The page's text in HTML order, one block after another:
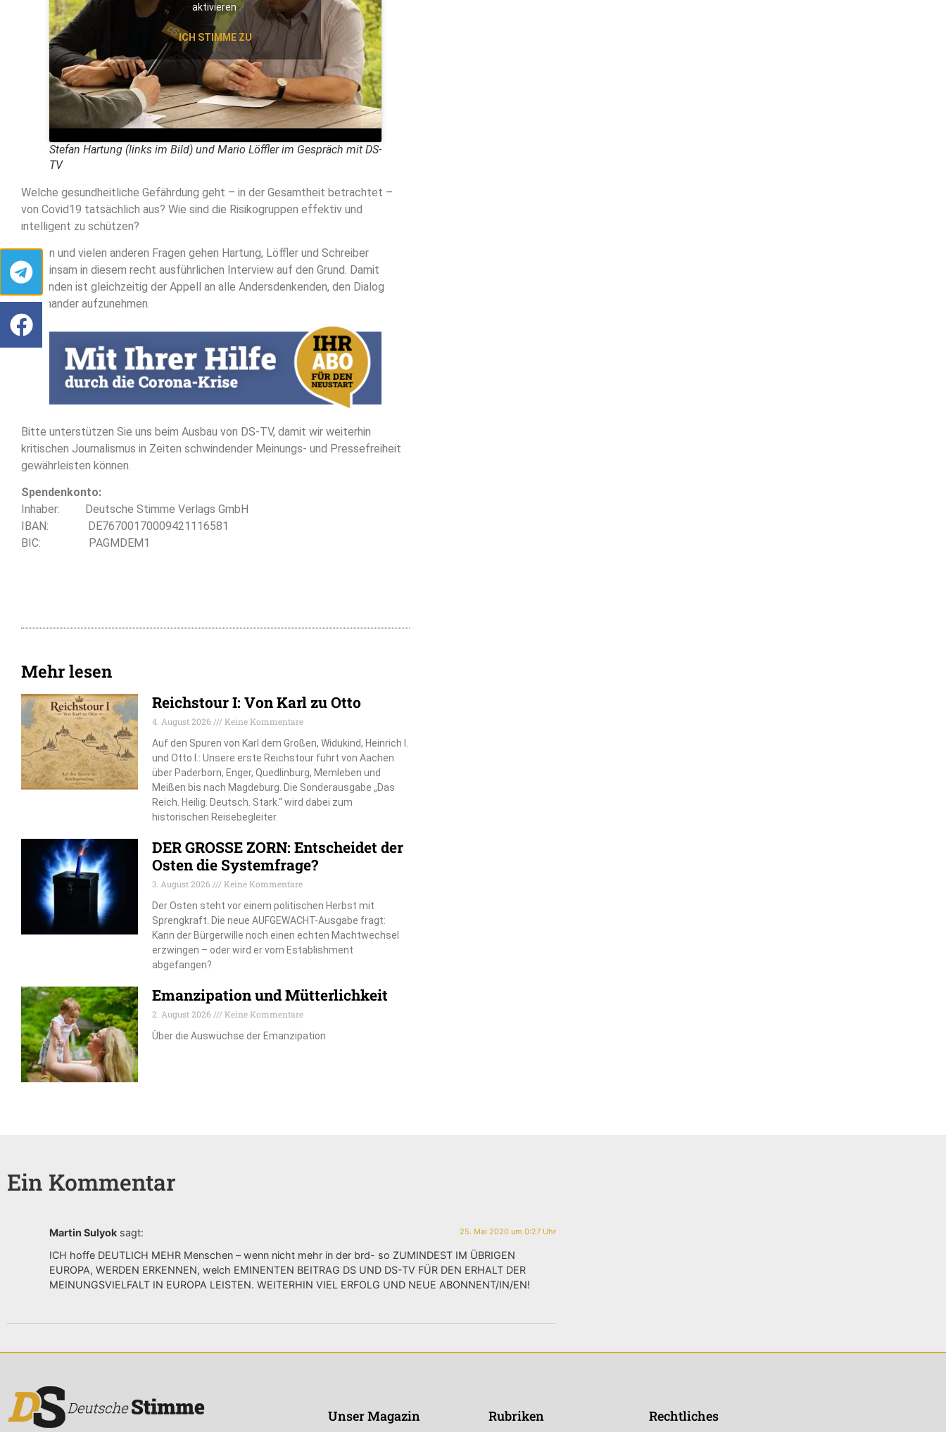
aktivieren
ICH STIMME ZU
Stefan Hartung (links im Bild) und Mario Löffler im Gespräch mit DS-
TV
Welche gesundheitliche Gefährdung geht – in der Gesamtheit betrachtet –
von Covid19 tatsächlich aus? Wie sind die Risikogruppen effektiv und
intelligent zu schützen?
Diesen und vielen anderen Fragen gehen Hartung, Löffler und Schreiber
gemeinsam in diesem recht ausführlichen Interview auf den Grund. Damit
verbunden ist gleichzeitig der Appell an alle Andersdenkenden, den Dialog
miteinander aufzunehmen.
Bitte unterstützen Sie uns beim Ausbau von DS-TV, damit wir weiterhin
kritischen Journalismus in Zeiten schwindender Meinungs- und Pressefreiheit
gewährleisten können.
Spendenkonto:
Inhaber: Deutsche Stimme Verlags GmbH
IBAN: DE76700170009421116581
BIC: PAGMDEM1
Mehr lesen
Reichstour I: Von Karl zu Otto
4. August 2026
Keine Kommentare
Auf den Spuren von Karl dem Großen, Widukind, Heinrich I.
und Otto I.: Unsere erste Reichstour führt von Aachen
über Paderborn, Enger, Quedlinburg, Memleben und
Meißen bis nach Magdeburg. Die Sonderausgabe „Das
Reich. Heilig. Deutsch. Stark.“ wird dabei zum
historischen Reisebegleiter.
DER GROSSE ZORN: Entscheidet der
Osten die Systemfrage?
3. August 2026
Keine Kommentare
Der Osten steht vor einem politischen Herbst mit
Sprengkraft. Die neue AUFGEWACHT-Ausgabe fragt:
Kann der Bürgerwille noch einen echten Machtwechsel
erzwingen – oder wird er vom Establishment
abgefangen?
Emanzipation und Mütterlichkeit
2. August 2026
Keine Kommentare
Über die Auswüchse der Emanzipation
Ein Kommentar
Martin Sulyok sagt: 25. Mai 2020 um 0:27 Uhr
ICH hoffe DEUTLICH MEHR Menschen – wenn nicht mehr in der brd- so ZUMINDEST IM ÜBRIGEN
EUROPA, WERDEN ERKENNEN, welch EMINENTEN BEITRAG DS UND DS-TV FÜR DEN ERHALT DER
MEINUNGSVIELFALT IN EUROPA LEISTEN. WEITERHIN VIEL ERFOLG UND NEUE ABONNENT/IN/EN!
Unser Magazin Rubriken Rechtliches